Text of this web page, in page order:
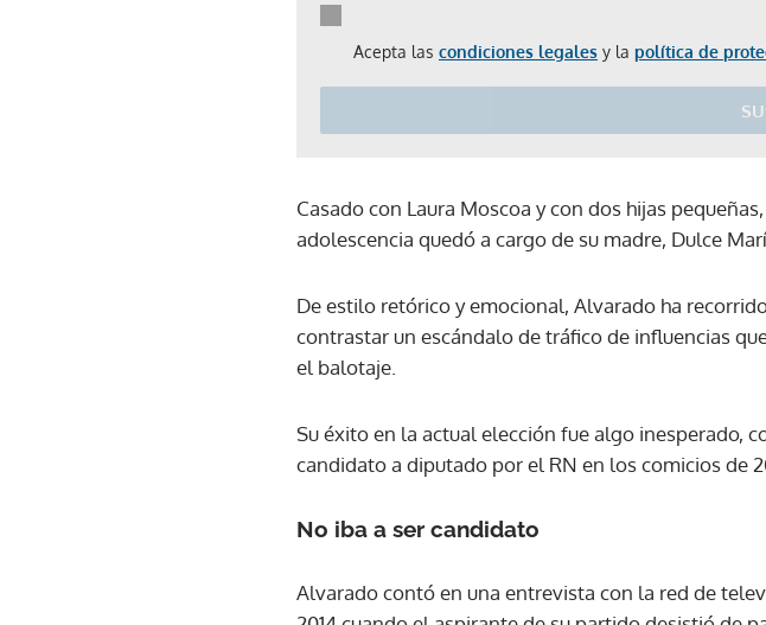
Acepta las condiciones legales y la política de
Gracias por
Casado con Laura Moscoa y con dos hijas
adolescencia quedó a cargo de su madre, Dulce
De estilo retórico y emocional, Alvarado ha
contrastar un escándalo de tráfico de influencias
el balotaje.
Su éxito en la actual elección fue algo inesperado,
candidato a diputado por el RN en los comicios de
No iba a ser candidato
Alvarado contó en una entrevista con la red de